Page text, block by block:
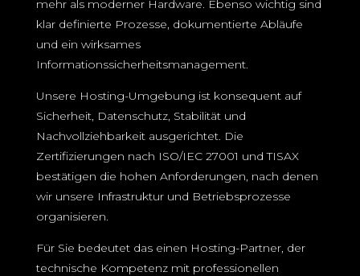
mehr als moderner Hardware. Ebenso wichtig sind
klar definierte Prozesse, dokumentierte Abläufe
und ein wirksames
Informationssicherheitsmanagement.
Unsere Hosting-Umgebung ist konsequent auf
Sicherheit, Datenschutz, Stabilität und
Nachvollziehbarkeit ausgerichtet. Die
Zertifizierungen nach ISO/IEC 27001 und TISAX
bestätigen die hohen Anforderungen, nach denen
wir unsere Infrastruktur und Betriebsprozesse
organisieren.
Für Sie bedeutet das einen Hosting-Partner, der
technische Kompetenz mit professionellen